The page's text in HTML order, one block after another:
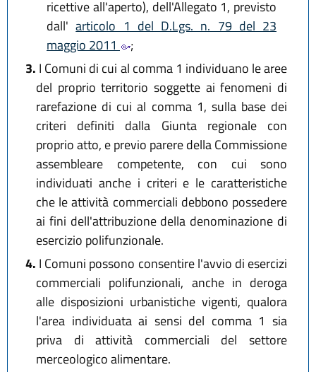
ricettive all'aperto), dell'Allegato 1, previsto
dall'articolo 1 del D.Lgs. n. 79 del 23
maggio 2011
;
3. I Comuni di cui al comma 1 individuano le aree
del proprio territorio soggette ai fenomeni di
rarefazione di cui al comma 1, sulla base dei
criteri definiti dalla Giunta regionale con
proprio atto, e previo parere della Commissione
assembleare competente, con cui sono
individuati anche i criteri e le caratteristiche
che le attività commerciali debbono possedere
ai fini dell'attribuzione della denominazione di
esercizio polifunzionale.
4. I Comuni possono consentire l'avvio di esercizi
commerciali polifunzionali, anche in deroga
alle disposizioni urbanistiche vigenti, qualora
l'area individuata ai sensi del comma 1 sia
priva di attività commerciali del settore
merceologico alimentare.